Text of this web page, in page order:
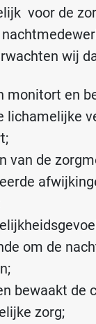
voor de
wij
monitort en
lichamelijke
van de
om de
bewaakt de
zorg;